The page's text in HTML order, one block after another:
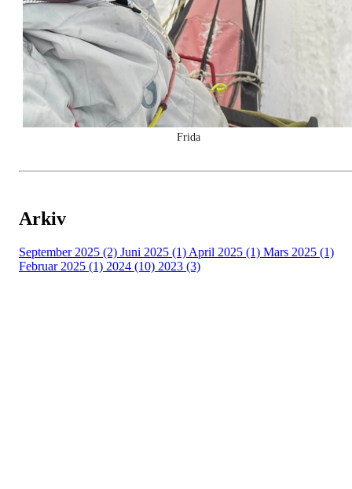
Frida
Arkiv
September 2025 (2) Juni 2025 (1) April 2025 (1) Mars 2025 (1)
Februar 2025 (1) 2024 (10) 2023 (3)